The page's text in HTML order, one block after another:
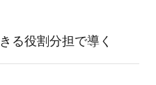
る役割分担で導く